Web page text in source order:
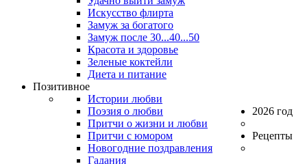
Искусство флирта
Замуж за богатого
Замуж после 30...40...50
Красота и здоровье
Зеленые коктейли
Диета и питание
Позитивное
Истории любви
Поэзия о любви
Притчи о жизни и любви
Притчи с юмором
2026 год
Новогодние поздравления
Гадания
Рецепты